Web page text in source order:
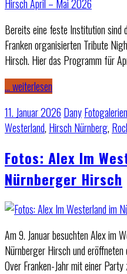
Bereits eine feste Institution sind
Franken organisierten Tribute
Hirsch. Hier das Programm für
… weiterlesen
11. Januar 2026 DanyFotogalerien
Westerland, Hirsch Nürnberg,
Fotos: Alex Im
Nürnberger Hirsch
Am 9. Januar besuchten Alex im
Nürnberger Hirsch und eröffneten
Over Franken-Jahr mit einer Party